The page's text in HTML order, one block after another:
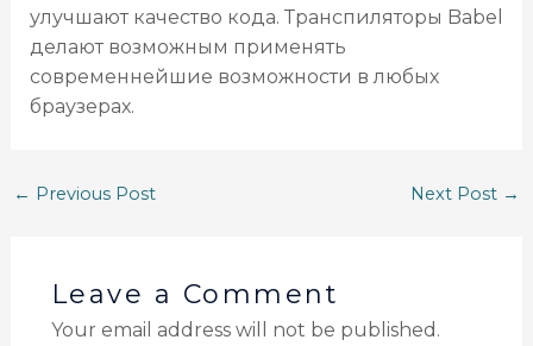
улучшают качество кода. Транспиляторы Babel
делают возможным применять
современнейшие возможности в любых
браузерах.
← Previous Post Next Post →
Leave a Comment
Your email address will not be published.